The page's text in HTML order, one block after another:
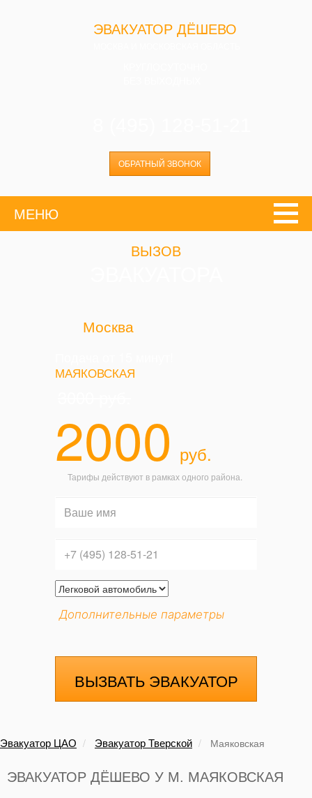
ЭВАКУАТОР ДЁШЕВО
ОБРАТНЫЙ ЗВОНОК
МЕНЮ
ВЫЗОВ
Москва
МАЯКОВСКАЯ
2000 руб.
Тарифы действуют в рамках одного района.
Дополнительные параметры
ВЫЗВАТЬ ЭВАКУАТОР
Эвакуатор ЦАО Эвакуатор Тверской Маяковская
ЭВАКУАТОР ДЁШЕВО У М. МАЯКОВСКАЯ